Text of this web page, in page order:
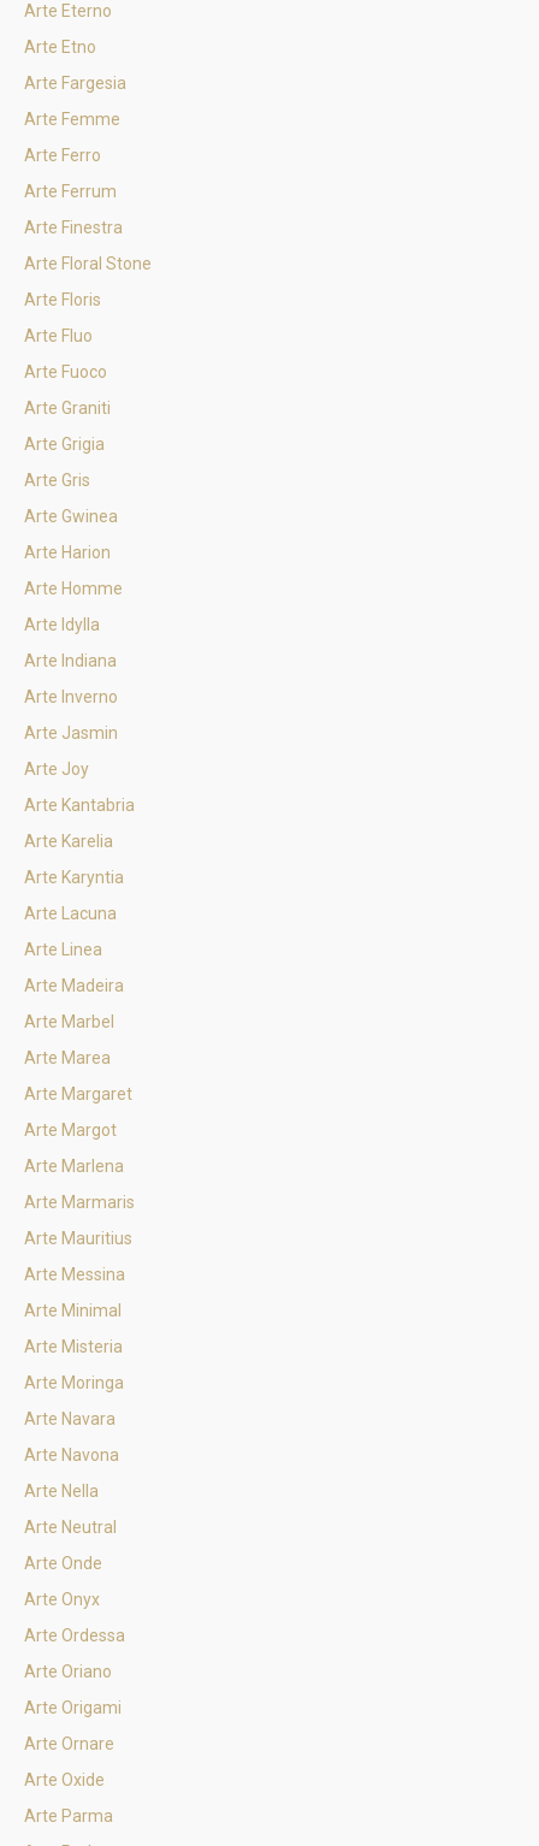
Arte Eterno
Arte Etno
Arte Fargesia
Arte Femme
Arte Ferro
Arte Ferrum
Arte Finestra
Arte Floral Stone
Arte Floris
Arte Fluo
Arte Fuoco
Arte Graniti
Arte Grigia
Arte Gris
Arte Gwinea
Arte Harion
Arte Homme
Arte Idylla
Arte Indiana
Arte Inverno
Arte Jasmin
Arte Joy
Arte Kantabria
Arte Karelia
Arte Karyntia
Arte Lacuna
Arte Linea
Arte Madeira
Arte Marbel
Arte Marea
Arte Margaret
Arte Margot
Arte Marlena
Arte Marmaris
Arte Mauritius
Arte Messina
Arte Minimal
Arte Misteria
Arte Moringa
Arte Navara
Arte Navona
Arte Nella
Arte Neutral
Arte Onde
Arte Onyx
Arte Ordessa
Arte Oriano
Arte Origami
Arte Ornare
Arte Oxide
Arte Parma